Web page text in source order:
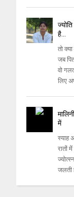
है...
तो
जब
वो
लिए
में
स्याह
रातों
जलती